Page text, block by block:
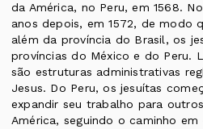
da América, no Peru, em 1568.
anos depois, em 1572, de modo
além da província do Brasil, os
províncias do México e do Peru.
são estruturas administrativas
Jesus. Do Peru, os jesuítas
expandir seu trabalho para
América, seguindo o caminho em